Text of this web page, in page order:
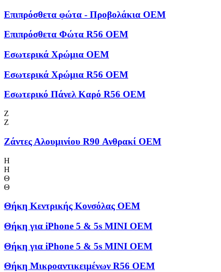
Επιπρόσθετα φώτα - Προβολάκια OEM
Επιπρόσθετα Φώτα R56 OEM
Εσωτερικά Χρώμια OEM
Εσωτερικά Χρώμια R56 OEM
Εσωτερικό Πάνελ Καρό R56 OEM
Ζ
Ζ
Ζάντες Αλουμινίου R90 Ανθρακί OEM
Η
Η
Θ
Θ
Θήκη Kεντρικής Kονσόλας OEM
Θήκη για iPhone 5 & 5s MINI OEM
Θήκη για iPhone 5 & 5s MINI OEM
Θήκη Μικροαντικειμένων R56 OEM